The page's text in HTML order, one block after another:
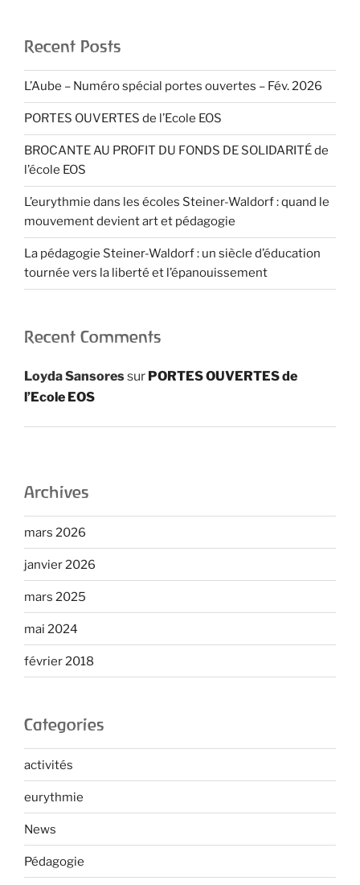
Recent Posts
L’Aube – Numéro spécial portes ouvertes – Fév. 2026
PORTES OUVERTES de l’Ecole EOS
BROCANTE AU PROFIT DU FONDS DE SOLIDARITÉ de
l’école EOS
L’eurythmie dans les écoles Steiner-Waldorf : quand le
mouvement devient art et pédagogie
La pédagogie Steiner-Waldorf : un siècle d’éducation
tournée vers la liberté et l’épanouissement
Recent Comments
Loyda Sansoressur PORTES OUVERTES de
l’Ecole EOS
Archives
mars 2026
janvier 2026
mars 2025
mai 2024
février 2018
Categories
activités
eurythmie
News
Pédagogie